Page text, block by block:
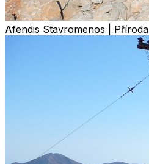
Afendis Stavromenos | Příroda